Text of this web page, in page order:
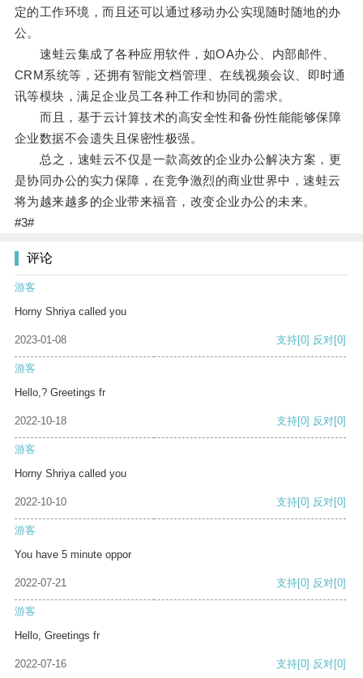
定的工作环境，而且还可以通过移动办公实现随时随地的办
公。
速蛙云集成了各种应用软件，如OA办公、内部邮件、
CRM系统等，还拥有智能文档管理、在线视频会议、即时通
讯等模块，满足企业员工各种工作和协同的需求。
而且，基于云计算技术的高安全性和备份性能能够保障
企业数据不会遗失且保密性极强。
总之，速蛙云不仅是一款高效的企业办公解决方案，更
是协同办公的实力保障，在竞争激烈的商业世界中，速蛙云
将为越来越多的企业带来福音，改变企业办公的未来。
#3#
评论
游客
Horny Shriya called you
2023-01-08 支持[0] 反对[0]
游客
Hello,? Greetings fr
2022-10-18 支持[0] 反对[0]
游客
Horny Shriya called you
2022-10-10 支持[0] 反对[0]
游客
You have 5 minute oppor
2022-07-21 支持[0] 反对[0]
游客
Hello, Greetings fr
2022-07-16 支持[0] 反对[0]